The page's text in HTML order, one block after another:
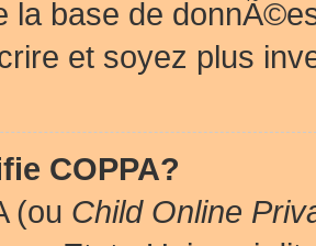
la base de
et soyez plus
COPPA?
(ou Child Online